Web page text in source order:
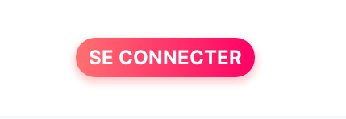
SE CONNECTER